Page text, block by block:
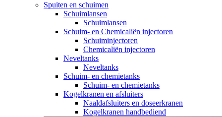
Spuiten en schuimen
Schuimlansen
Schuimlansen
Schuim- en Chemicaliën injectoren
Schuiminjectoren
Chemicaliën injectoren
Neveltanks
Neveltanks
Schuim- en chemietanks
Schuim- en chemietanks
Kogelkranen en afsluiters
Naaldafsluiters en doseerkranen
Kogelkranen handbediend